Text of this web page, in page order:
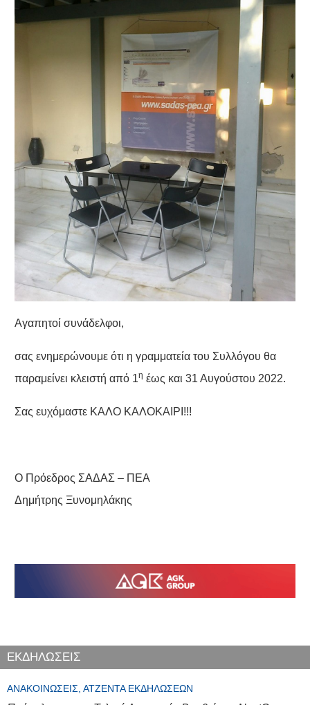
Αγαπητοί συνάδελφοι,
σας ενημερώνουμε ότι η γραμματεία του Συλλόγου θα
παραμείνει κλειστή από 1η έως και 31 Αυγούστου 2022.
Σας ευχόμαστε ΚΑΛΟ ΚΑΛΟΚΑΙΡΙ!!!
Ο Πρόεδρος ΣΑΔΑΣ – ΠΕΑ
Δημήτρης Ξυνομηλάκης
ΕΚΔΗΛΩΣΕΙΣ
ΑΝΑΚΟΙΝΏΣΕΙΣ, ΑΤΖΈΝΤΑ ΕΚΔΗΛΏΣΕΩΝ